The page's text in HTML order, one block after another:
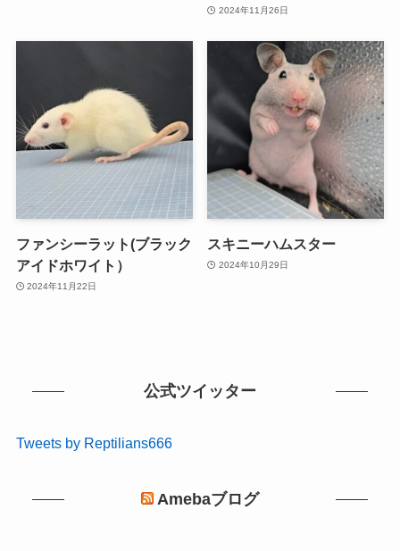
2024年11月26日
ファンシーラット(ブラック
アイドホワイト）
2024年11月22日
スキニーハムスター
2024年10月29日
公式ツイッター
Tweets by Reptilians666
Amebaブログ